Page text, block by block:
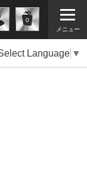
メニュー
0
Language ▼